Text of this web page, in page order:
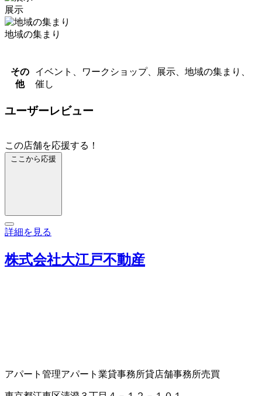
展示
地域の集まり
その
他
イベント、ワークショップ、展示、地域の集まり、
催し
ユーザーレビュー
この店舗を応援する！
ここから応援
詳細を見る
株式会社大江戸不動産
アパート管理アパート業貸事務所貸店舗事務所売買